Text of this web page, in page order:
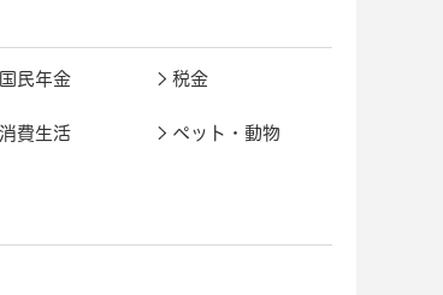
国民年金 税金
消費生活 ペット・動物